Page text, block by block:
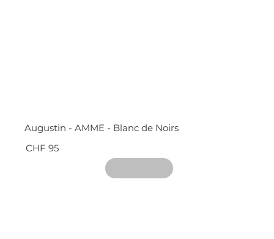
Augustin - AMME - Blanc de Noirs
CHF 95